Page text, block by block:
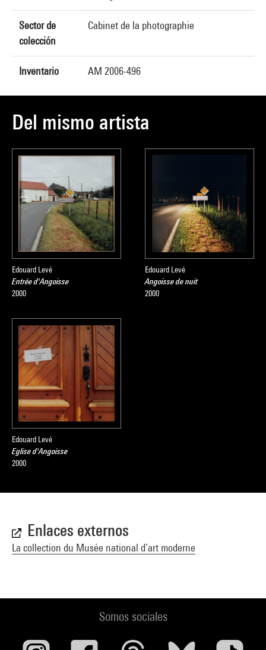
Sector de
colección
Cabinet de la photographie
Inventario AM 2006-496
Del mismo artista
Edouard Levé
Entrée d'Angoisse
2000
Edouard Levé
Angoisse de nuit
2000
Edouard Levé
Eglise d'Angoisse
2000
Enlaces externos
La collection du Musée national d’art moderne
Somos sociales